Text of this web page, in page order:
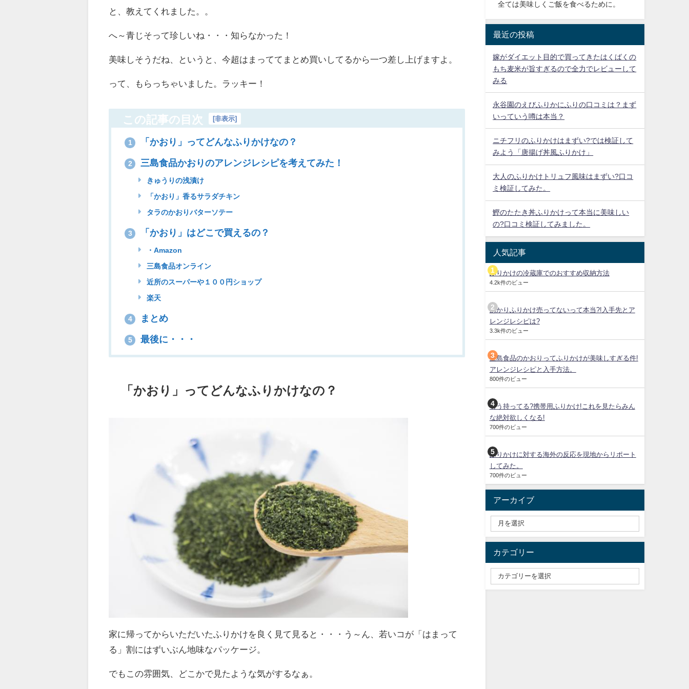
と、教えてくれました。。
へ～青じそって珍しいね・・・知らなかった！
美味しそうだね、というと、今超はまっててまとめ買いしてるから一つ差し上げますよ。
って、もらっちゃいました。ラッキー！
この記事の目次 [非表示]
1 「かおり」ってどんなふりかけなの？
2 三島食品かおりのアレンジレシピを考えてみた！
きゅうりの浅漬け
「かおり」香るサラダチキン
タラのかおりバターソテー
3 「かおり」はどこで買えるの？
・Amazon
三島食品オンライン
近所のスーパーや１００円ショップ
楽天
4 まとめ
5 最後に・・・
「かおり」ってどんなふりかけなの？
家に帰ってからいただいたふりかけを良く見て見ると・・・う～ん、若いコが「はまって
る」割にはずいぶん地味なパッケージ。
でもこの雰囲気、どこかで見たような気がするなぁ。
全ては美味しくご飯を食べるために。
最近の投稿
嫁がダイエット目的で買ってきたはくばくの
もち麦米が旨すぎるので全力でレビューして
みる
永谷園のえびふりかにふりの口コミは？まず
いっていう噂は本当？
ニチフリのふりかけはまずい?では検証して
みよう「唐揚げ丼風ふりかけ」
大人のふりかけトリュフ風味はまずい?口コ
ミ検証してみた。
鰹のたたき丼ふりかけって本当に美味しい
の?口コミ検証してみました。
人気記事
ふりかけの冷蔵庫でのおすすめ収納方法
4.2k件のビュー
あかりふりかけ売ってないって本当?!入手先とア
レンジレシピは?
3.3k件のビュー
三島食品のかおりってふりかけが美味しすぎる件!
アレンジレシピと入手方法。
800件のビュー
もう持ってる?携帯用ふりかけ!これを見たらみん
な絶対欲しくなる!
700件のビュー
ふりかけに対する海外の反応を現地からリポート
してみた。
700件のビュー
アーカイブ
カテゴリー